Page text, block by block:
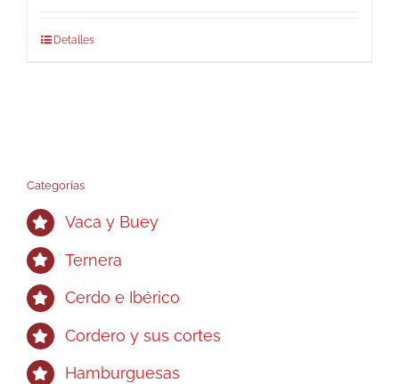
Detalles
Categorías
Vaca y Buey
Ternera
Cerdo e Ibérico
Cordero y sus cortes
Hamburguesas